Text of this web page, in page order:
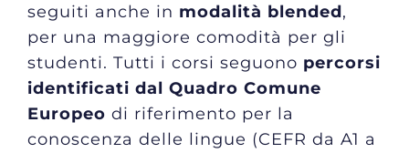
seguiti anche in modalità blended,
per una maggiore comodità per gli
studenti. Tutti i corsi seguono percorsi
identificati dal Quadro Comune
Europeo di riferimento per la
conoscenza delle lingue (CEFR da A1 a